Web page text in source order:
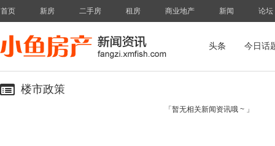
首页 新房 二手房 租房 商业地产 新闻 论坛
头条 今日话
楼市政策
「暂无相关新闻资讯哦 ~ 」